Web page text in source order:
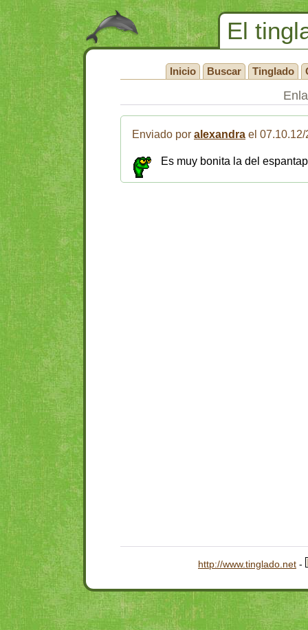
El
Inicio Buscar Tinglado
Enviado por alexandra el
Es muy bonita la del
http://www.tinglado.net -